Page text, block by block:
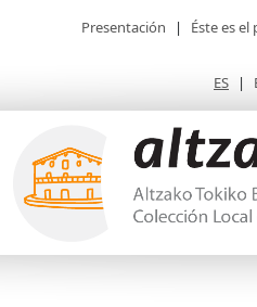
Presentación | Éste es el
ES |